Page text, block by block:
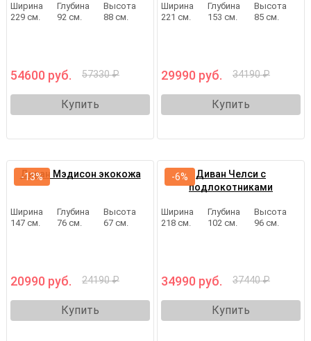
Ширина
229 см.
Глубина
92 см.
Высота
88 см.
54600 руб. 57330 ₽
Купить
Ширина
221 см.
Глубина
153 см.
Высота
85 см.
29990 руб. 34190 ₽
Купить
Диван Мэдисон экокожа
Ширина
147 см.
Глубина
76 см.
Высота
67 см.
20990 руб. 24190 ₽
Купить
-13%
Диван Челси с
подлокотниками
Ширина
218 см.
Глубина
102 см.
Высота
96 см.
34990 руб. 37440 ₽
Купить
-6%